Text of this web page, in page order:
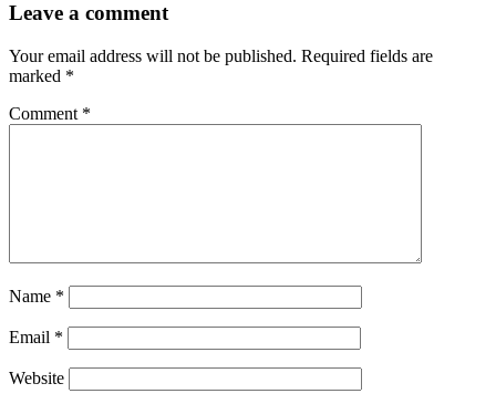
Leave a comment
Your email address will not be published. Required fields are
marked *
Comment *
Name *
Email *
Website